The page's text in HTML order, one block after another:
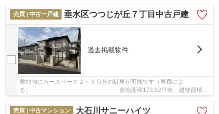
売買 | 中古一戸建
垂水区つつじが丘７丁目中古戸建
過去掲載物件
敷地内にカースペース２～３台分の駐車が可能です（車種によ
る） 敷地面積173.62平米、建物面積
117.57平米で広々している物件です。子供がのびのび走り...
売買 | 中古マンション
大石川サニーハイツ